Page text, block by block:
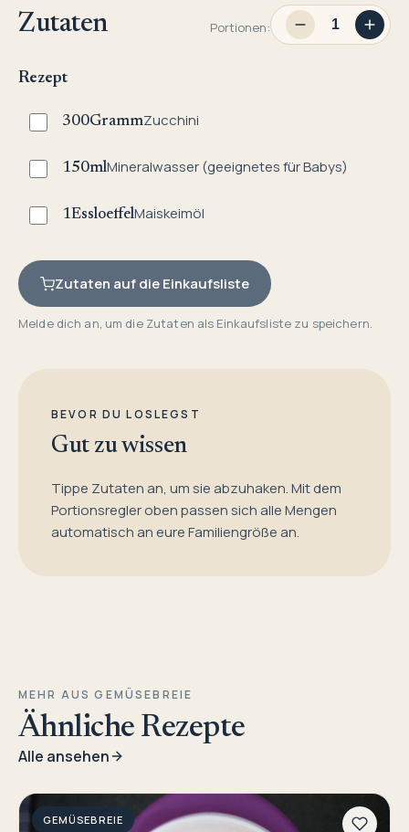
Zutaten Portionen:
Rezept
300GrammZucchini
150mlMineralwasser (geeignetes für Babys)
1EssloeffelMaiskeimöl
Zutaten auf die Einkaufsliste
Melde dich an, um die Zutaten als Einkaufsliste zu speichern.
BEVOR DU LOSLEGST
Gut zu wissen
Tippe Zutaten an, um sie abzuhaken. Mit dem
Portionsregler oben passen sich alle Mengen
automatisch an eure Familiengröße an.
MEHR AUS GEMÜSEBREIE
Ähnliche Rezepte
Alle ansehen
GEMÜSEBREIE